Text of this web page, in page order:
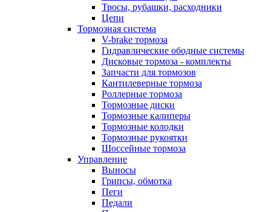
Тросы, рубашки, расходники
Цепи
Тормозная система
V-brake тормоза
Гидравлические ободные системы
Дисковые тормоза - комплекты
Запчасти для тормозов
Кантилеверные тормоза
Роллерные тормоза
Тормозные диски
Тормозные калиперы
Тормозные колодки
Тормозные рукоятки
Шоссейные тормоза
Управление
Выносы
Грипсы, обмотка
Пеги
Педали